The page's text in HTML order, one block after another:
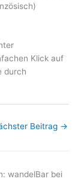
Klick auf
durch
Beitrag →
wandelBar bei